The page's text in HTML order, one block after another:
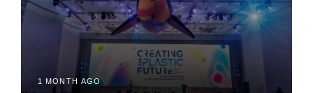
1 MONTH AGO